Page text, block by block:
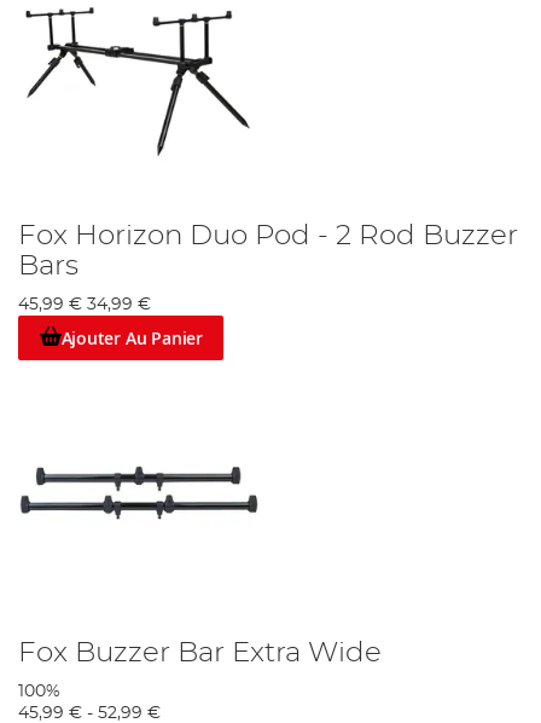
Fox Horizon Duo Pod - 2 Rod Buzzer
Bars
45,99 € 34,99 €
Ajouter Au Panier
Fox Buzzer Bar Extra Wide
100%
45,99 € - 52,99 €